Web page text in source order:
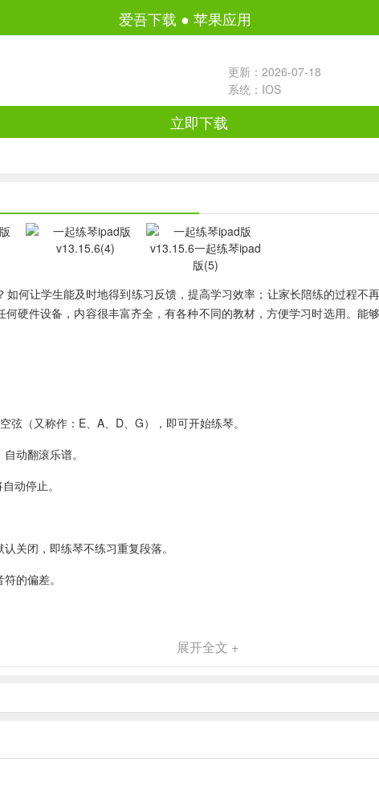
爱吾下载 ● 苹果应用
更新：2026-07-18
系统：IOS
立即下载
何让学生能及时地得到练习反馈，提高学习效率；让家长陪练的过程不
硬件设备，内容很丰富齐全，有各种不同的教材，方便学习时选用。
（又称作：E、A、D、G），即可开始练琴。
动翻滚乐谱。
动停止。
关闭，即练琴不练习重复段落。
的偏差。
。
展开全文 +